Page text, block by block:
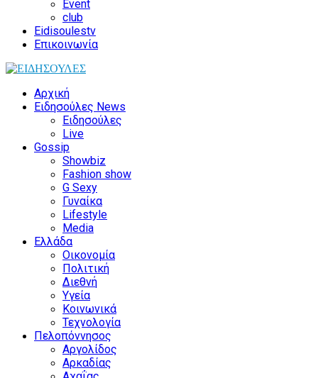
Event
club
Eidisoulestv
Επικοινωνία
Αρχική
Ειδησούλες News
Ειδησούλες
Live
Gossip
Showbiz
Fashion show
G Sexy
Γυναίκα
Lifestyle
Media
Ελλάδα
Οικονομία
Πολιτική
Διεθνή
Υγεία
Κοινωνικά
Τεχνολογία
Πελοπόννησος
Αργολίδος
Αρκαδίας